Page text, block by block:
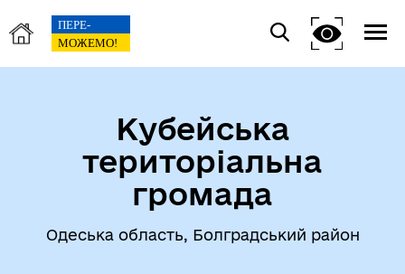
Кубейська
територіальна
громада
Одеська область, Болградський район